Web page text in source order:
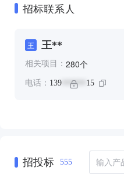
招标联系人
王 王**
相关项目： 280个
电话： 139 ****** 15
招投标 555